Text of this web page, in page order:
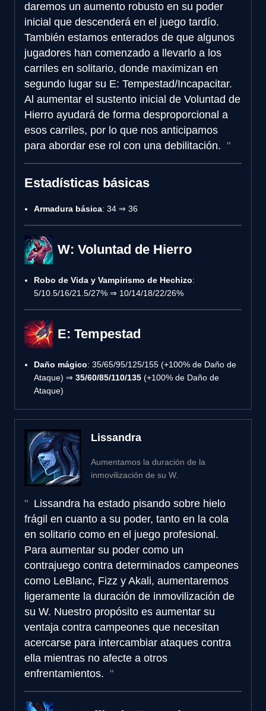
daremos un aumento robusto en su poder
inicial que descenderá en el juego tardío.
También estamos enterados de que algunos
jugadores han comenzado a llevarlo a los
carriles en solitario, donde maximizan en
segundo lugar su E: Tempestad/Incapacitar.
Al aumentar el sustento inicial de Voluntad de
Hierro ayudará de forma desproporcional a
esos carriles, por lo que nos anticipamos
para abordar ese rol con una debilitación.
Estadísticas básicas
Armadura básica: 34 ⇒ 36
W: Voluntad de Hierro
Robo de Vida y Vampirismo de Hechizo:
5/10.5/16/21.5/27% ⇒ 10/14/18/22/26%
E: Tempestad
Daño mágico: 35/65/95/125/155 (+100% de Daño de
Ataque) ⇒ 35/60/85/110/135 (+100% de Daño de
Ataque)
Lissandra
Aumentamos la duración de la
inmovilización de su W.
Lissandra ha estado pisando sobre hielo
frágil en cuanto a su poder, tanto en la cola
en solitario como en el juego profesional.
Para aumentar su poder como un
contrajuego contra determinados campeones
como LeBlanc, Fizz y Akali, aumentaremos
ligeramente la duración de inmovilización de
su W. Nuestro propósito es aumentar su
ventaja contra campeones que necesitan
acercarse para intercambiar ataques contra
ella mientras no afecte a otros
enfrentamientos.